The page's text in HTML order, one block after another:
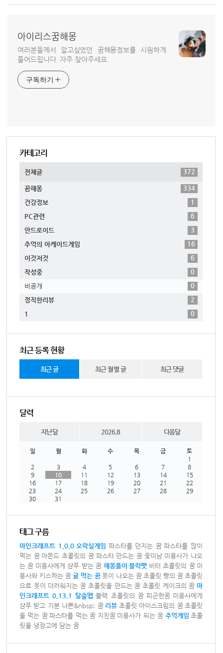
아이리스꿈해몽
여러분들께서 알고싶었던 꿈해몽정보를 시원하게
풀어드립니다. 자주 찾아주세요.
구독하기
카테고리
전체글 372
꿈해몽
334
건강정보
1
PC관련
6
안드로이드
3
추억의 아케이드게임
16
이것저것
6
작성중
0
비공개
0
정직한리뷰
2
1
0
최근 등록 현황
최근 글 최근 월별 글 최근 댓글
달력
지난달 2026.8 다음달
일 월 화 수 목 금
토
1
2
3 4 5 6 7
8
9
10 11 12 13 14
15
16
17 18 19 20 21
22
23
24 25 26 27 28
29
30
31
태그 구름
마인크래프트 1.0.0 오락실게임 파스타를 던지는 꿈 파스타를 많이
먹는 꿈 아몬드 초콜릿의 꿈 파스타 만드는 꿈 꽃미남 미용사가 나오
는 꿈 미용사에게 샴푸 받는 꿈 해몽풀이 블럭펫 비터 초콜릿의 꿈 미
용사와 키스하는 꿈 귤 먹는 꿈 못이 나오는 꿈 초콜릿 빵의 꿈 초콜릿
으로 옷이 더러워지는 꿈 초콜릿을 만드는 꿈 초콜릿 케이크의 꿈 마
인크래프트 0.13.1 탈출맵 블랙 초콜릿의 꿈 피곤한꿈 미용사에게
샴푸 받고 기분 나쁜&nbsp; 꿈 리뷰 초콜릿 아이스크림의 꿈 초콜릿
을 먹는 꿈 파스타를 먹는 꿈 지친꿈 미용사가 되는 꿈 추억게임 초콜
릿을 냉장고에 담는 꿈